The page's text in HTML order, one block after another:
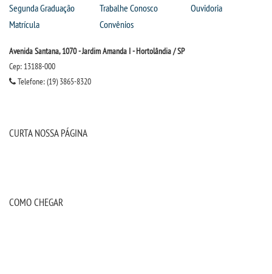
Segunda Graduação
Matrícula
Trabalhe Conosco
Convênios
Ouvidoria
Avenida Santana, 1070 - Jardim Amanda I - Hortolândia / SP
Cep: 13188-000
Telefone: (19) 3865-8320
CURTA NOSSA PÁGINA
COMO CHEGAR